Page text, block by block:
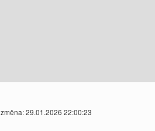
29.01.2026 22:00:23